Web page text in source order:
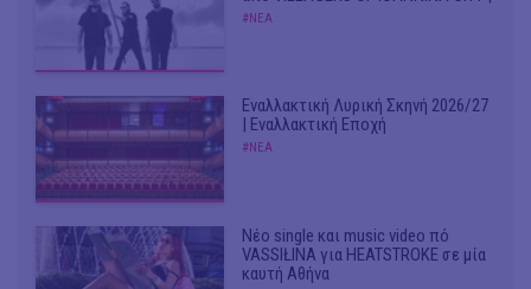
#ΝΕΑ
Εναλλακτική Λυρική Σκηνή 2026/27
| Εναλλακτική Εποχή
#ΝΕΑ
Νέο single και music video πό
VASSIŁINA για HEATSTROKE σε μία
καυτή Αθήνα